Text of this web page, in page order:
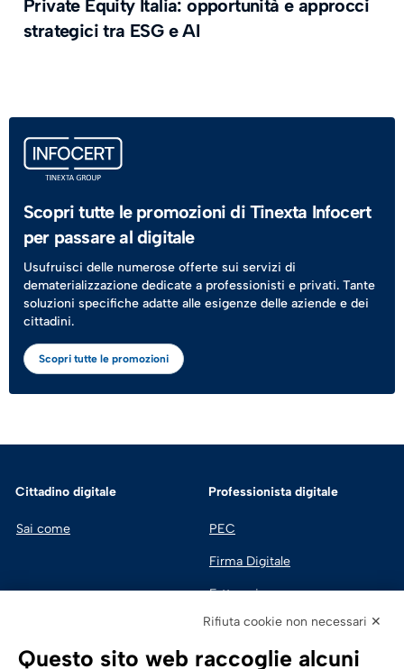
Private Equity Italia: opportunità e approcci
strategici tra ESG e AI
Scopri tutte le promozioni di Tinexta Infocert
per passare al digitale
Usufruisci delle numerose offerte sui servizi di
dematerializzazione dedicate a professionisti e privati. Tante
soluzioni specifiche adatte alle esigenze delle aziende e dei
cittadini.
Scopri tutte le promozioni
Cittadino digitale
Sai come
Professionista digitale
PEC
Firma Digitale
Fatturazione
Rifiuta cookie non necessari ✕
Questo sito web raccoglie alcuni